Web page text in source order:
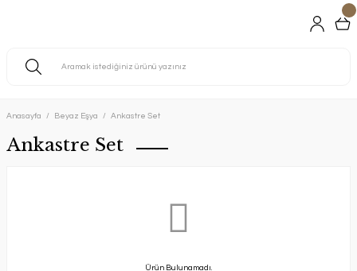
Anasayfa Beyaz Eşya Ankastre Set
Ankastre Set
Ürün Bulunamadı.